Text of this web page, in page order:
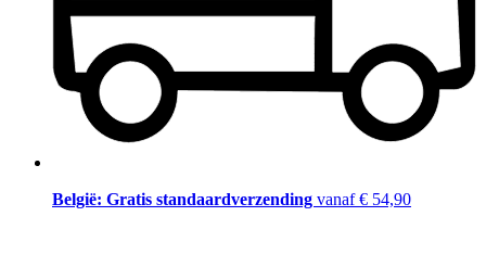
België: Gratis standaardverzending vanaf € 54,90